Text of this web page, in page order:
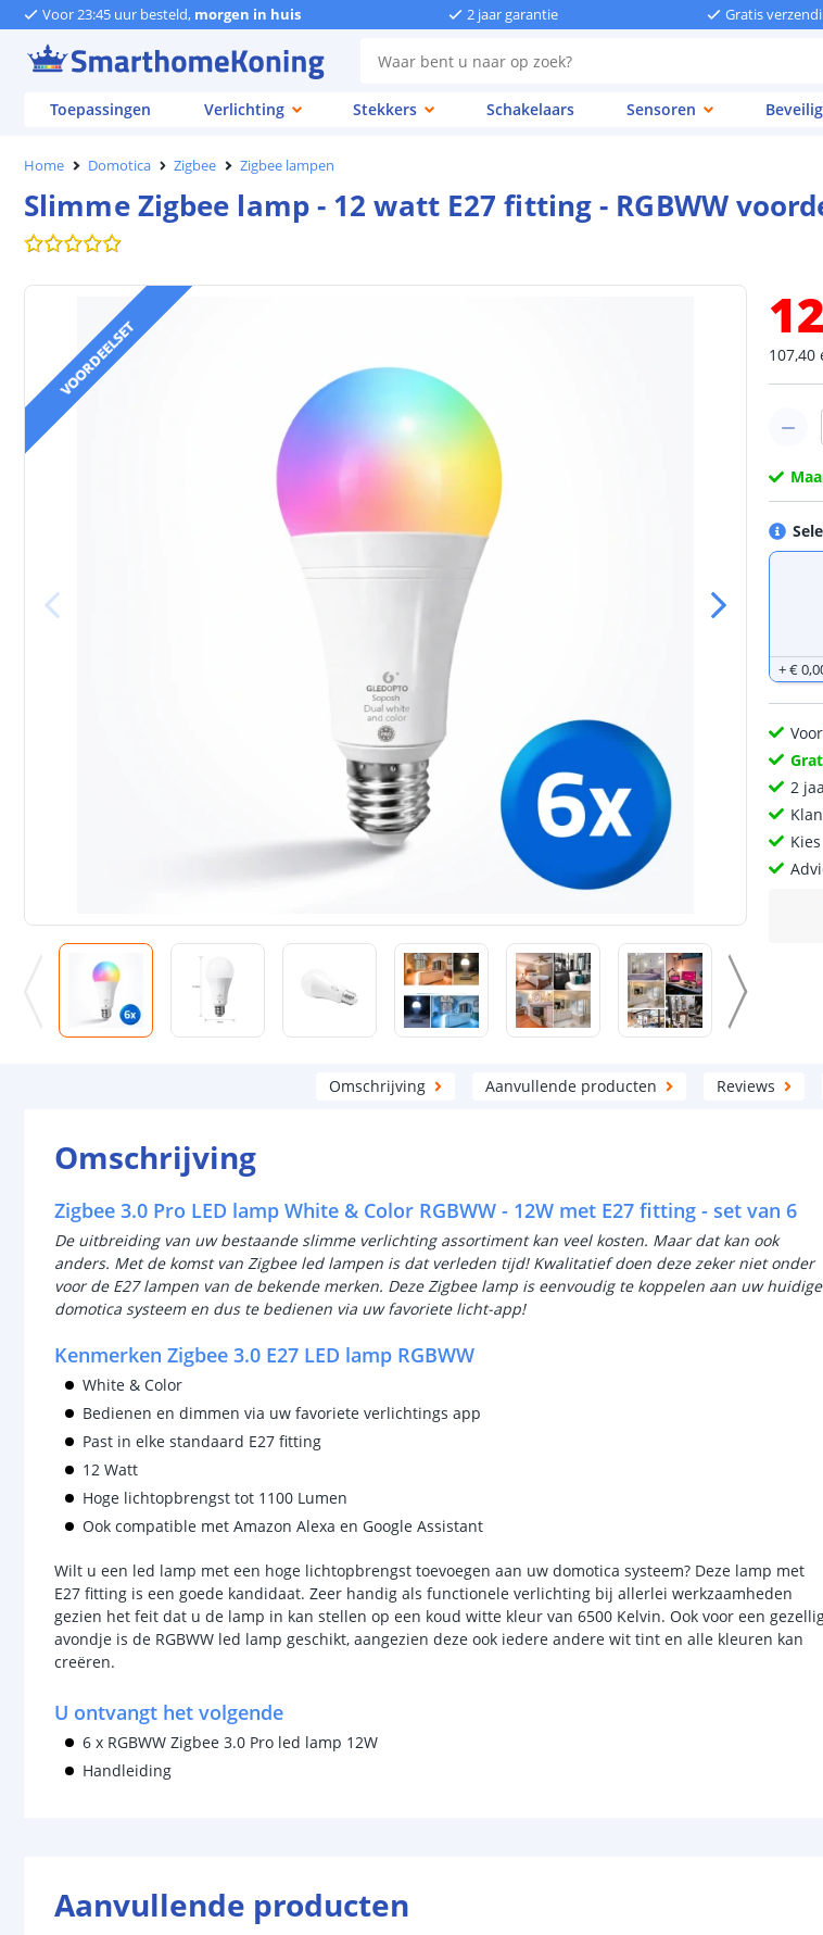
Voor 23:45 uur besteld, morgen in huis 2 jaar garantie Gratis
Toepassingen Verlichting Stekkers Schakelaars Sensoren
Home Domotica Zigbee Zigbee lampen
Slimme Zigbee lamp - 12 watt E27 fitting - RGBWW
VOORDEELSET 107,40
+€ 0,
2
Omschrijving Aanvullende producten Reviews
Omschrijving
Zigbee 3.0 Pro LED lamp White & Color RGBWW - 12W met E27 fitting - set van 6
De uitbreiding van uw bestaande slimme verlichting assortiment kan veel kosten. Maar dat kan ook
anders. Met de komst van Zigbee led lampen is dat verleden tijd! Kwalitatief doen deze zeker niet onder
voor de E27 lampen van de bekende merken. Deze Zigbee lamp is eenvoudig te koppelen aan uw huidige
domotica systeem en dus te bedienen via uw favoriete licht-app!
Kenmerken Zigbee 3.0 E27 LED lamp RGBWW
White & Color
Bedienen en dimmen via uw favoriete verlichtings app
Past in elke standaard E27 fitting
12 Watt
Hoge lichtopbrengst tot 1100 Lumen
Ook compatible met Amazon Alexa en Google Assistant
Wilt u een led lamp met een hoge lichtopbrengst toevoegen aan uw domotica systeem? Deze lamp met
E27 fitting is een goede kandidaat. Zeer handig als functionele verlichting bij allerlei werkzaamheden
gezien het feit dat u de lamp in kan stellen op een koud witte kleur van 6500 Kelvin. Ook voor een
avondje is de RGBWW led lamp geschikt, aangezien deze ook iedere andere wit tint en alle kleuren kan
creëren.
U ontvangt het volgende
6 x RGBWW Zigbee 3.0 Pro led lamp 12W
Handleiding
Aanvullende producten